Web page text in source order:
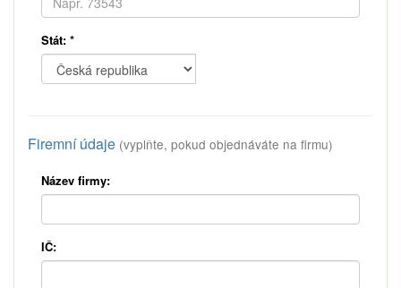
Stát: *
Firemní údaje (vyplňte, pokud objednáváte na firmu)
Název firmy:
IČ: